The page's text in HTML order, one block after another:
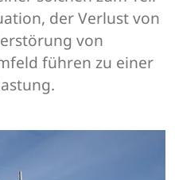
der Verlust von
von
führen zu einer